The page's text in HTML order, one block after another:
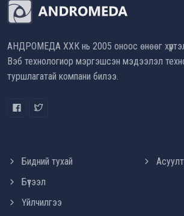
АНДРОМЕДА ХХК нь 2005 оноос өнөөг
Вэб технологиор мэргэшсэн мэдээлэл
туршлагатай компани билээ.
Бидний тухай
Бүтээл
Үйлчилгээ